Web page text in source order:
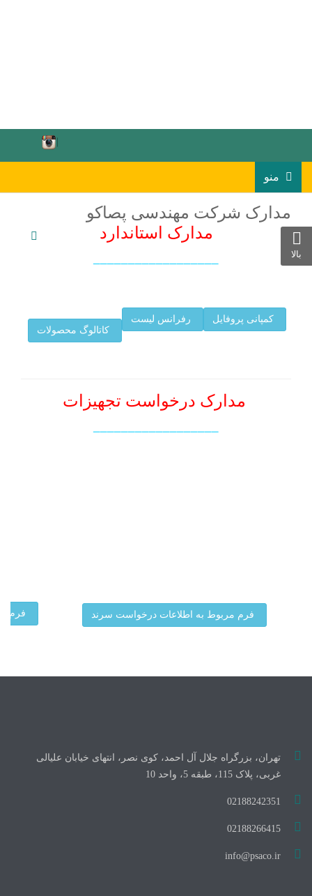
منو
مدارک شرکت مهندسی پصاکو
مدارک استاندارد
کمپانی پروفایل
رفرانس لیست
کاتالوگ محصولات
مدارک درخواست تجهیزات
فرم مربوط به اطلاعات درخواست سرند فرم
تهران، بزرگراه جلال آل احمد، کوی نصر، انتهای خیابان علیالی
غربی، پلاک 115، طبقه 5، واحد 10
02188242351
02188266415
info@psaco.ir
بالا